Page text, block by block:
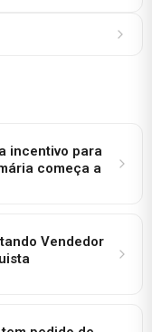
incentivo para
começa a
Vendedor